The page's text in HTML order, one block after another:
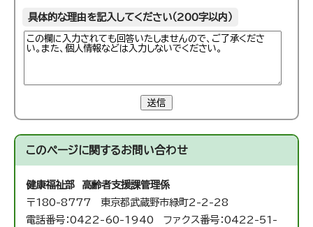
具体的な理由を記入してください（200字以内）
送信
このページに関するお問い合わせ
健康福祉部 高齢者支援課管理係
〒180-8777 東京都武蔵野市緑町2-2-28
電話番号：0422-60-1940 ファクス番号：0422-51-